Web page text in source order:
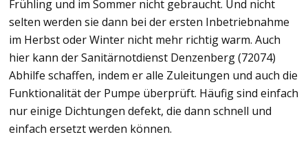
Frühling und im Sommer nicht gebraucht. Und nicht
selten werden sie dann bei der ersten Inbetriebnahme
im Herbst oder Winter nicht mehr richtig warm. Auch
hier kann der Sanitärnotdienst Denzenberg (72074)
Abhilfe schaffen, indem er alle Zuleitungen und auch die
Funktionalität der Pumpe überprüft. Häufig sind einfach
nur einige Dichtungen defekt, die dann schnell und
einfach ersetzt werden können.